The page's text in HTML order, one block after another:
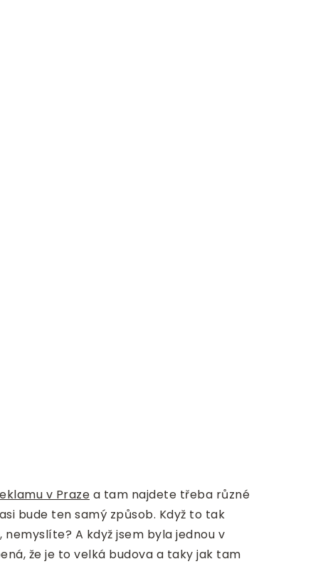
v Praze a tam najdete třeba různé
bude ten samý způsob. Když to tak
A když jsem byla jednou v
že je to velká budova a taky jak tam